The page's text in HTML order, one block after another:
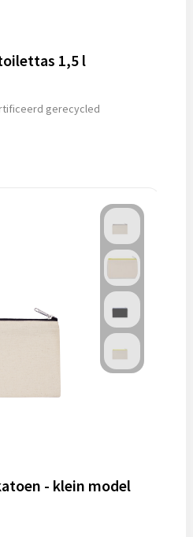
1,5 l
gerecycled
- klein model